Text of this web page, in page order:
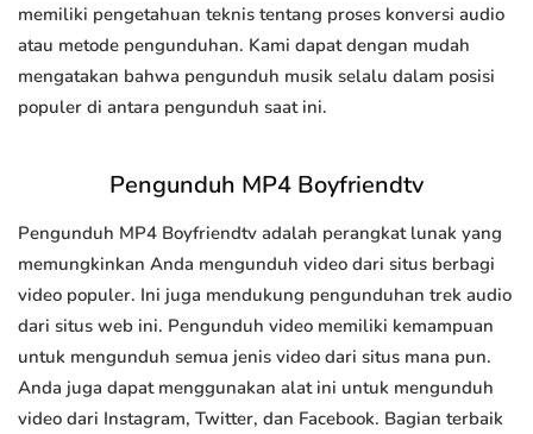
memiliki pengetahuan teknis tentang proses konversi audio
atau metode pengunduhan. Kami dapat dengan mudah
mengatakan bahwa pengunduh musik selalu dalam posisi
populer di antara pengunduh saat ini.
Pengunduh MP4 Boyfriendtv
Pengunduh MP4 Boyfriendtv adalah perangkat lunak yang
memungkinkan Anda mengunduh video dari situs berbagi
video populer. Ini juga mendukung pengunduhan trek audio
dari situs web ini. Pengunduh video memiliki kemampuan
untuk mengunduh semua jenis video dari situs mana pun.
Anda juga dapat menggunakan alat ini untuk mengunduh
video dari Instagram, Twitter, dan Facebook. Bagian terbaik